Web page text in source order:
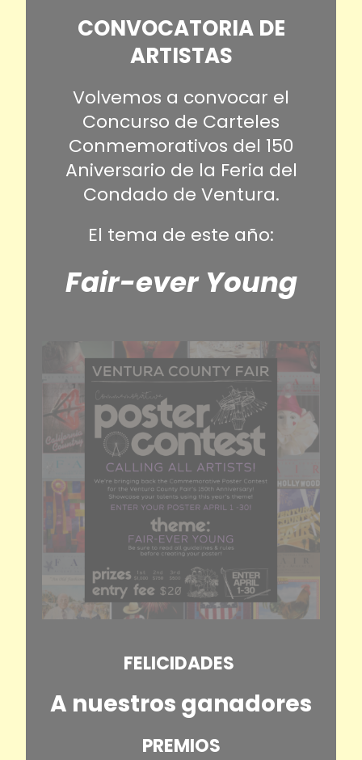
CONVOCATORIA DE
ARTISTAS
Volvemos a convocar el
Concurso de Carteles
Conmemorativos del 150
Aniversario de la Feria del
Condado de Ventura.
El tema de este año:
Fair-ever Young
FELICIDADES
A nuestros ganadores
PREMIOS